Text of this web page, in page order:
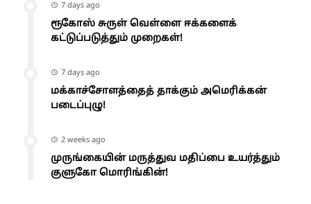
7 days ago
ரூகோஸ் சுருள் வெள்ளை ஈக்களைக்
கட்டுப்படுத்தும் முறைகள்!
7 days ago
மக்காச்சோளத்தைத் தாக்கும் அமெரிக்கன்
படைப்புழு!
2 weeks ago
முருங்கையின் மருத்துவ மதிப்பை உயர்த்தும்
குளுகோ மொரிங்கின்!